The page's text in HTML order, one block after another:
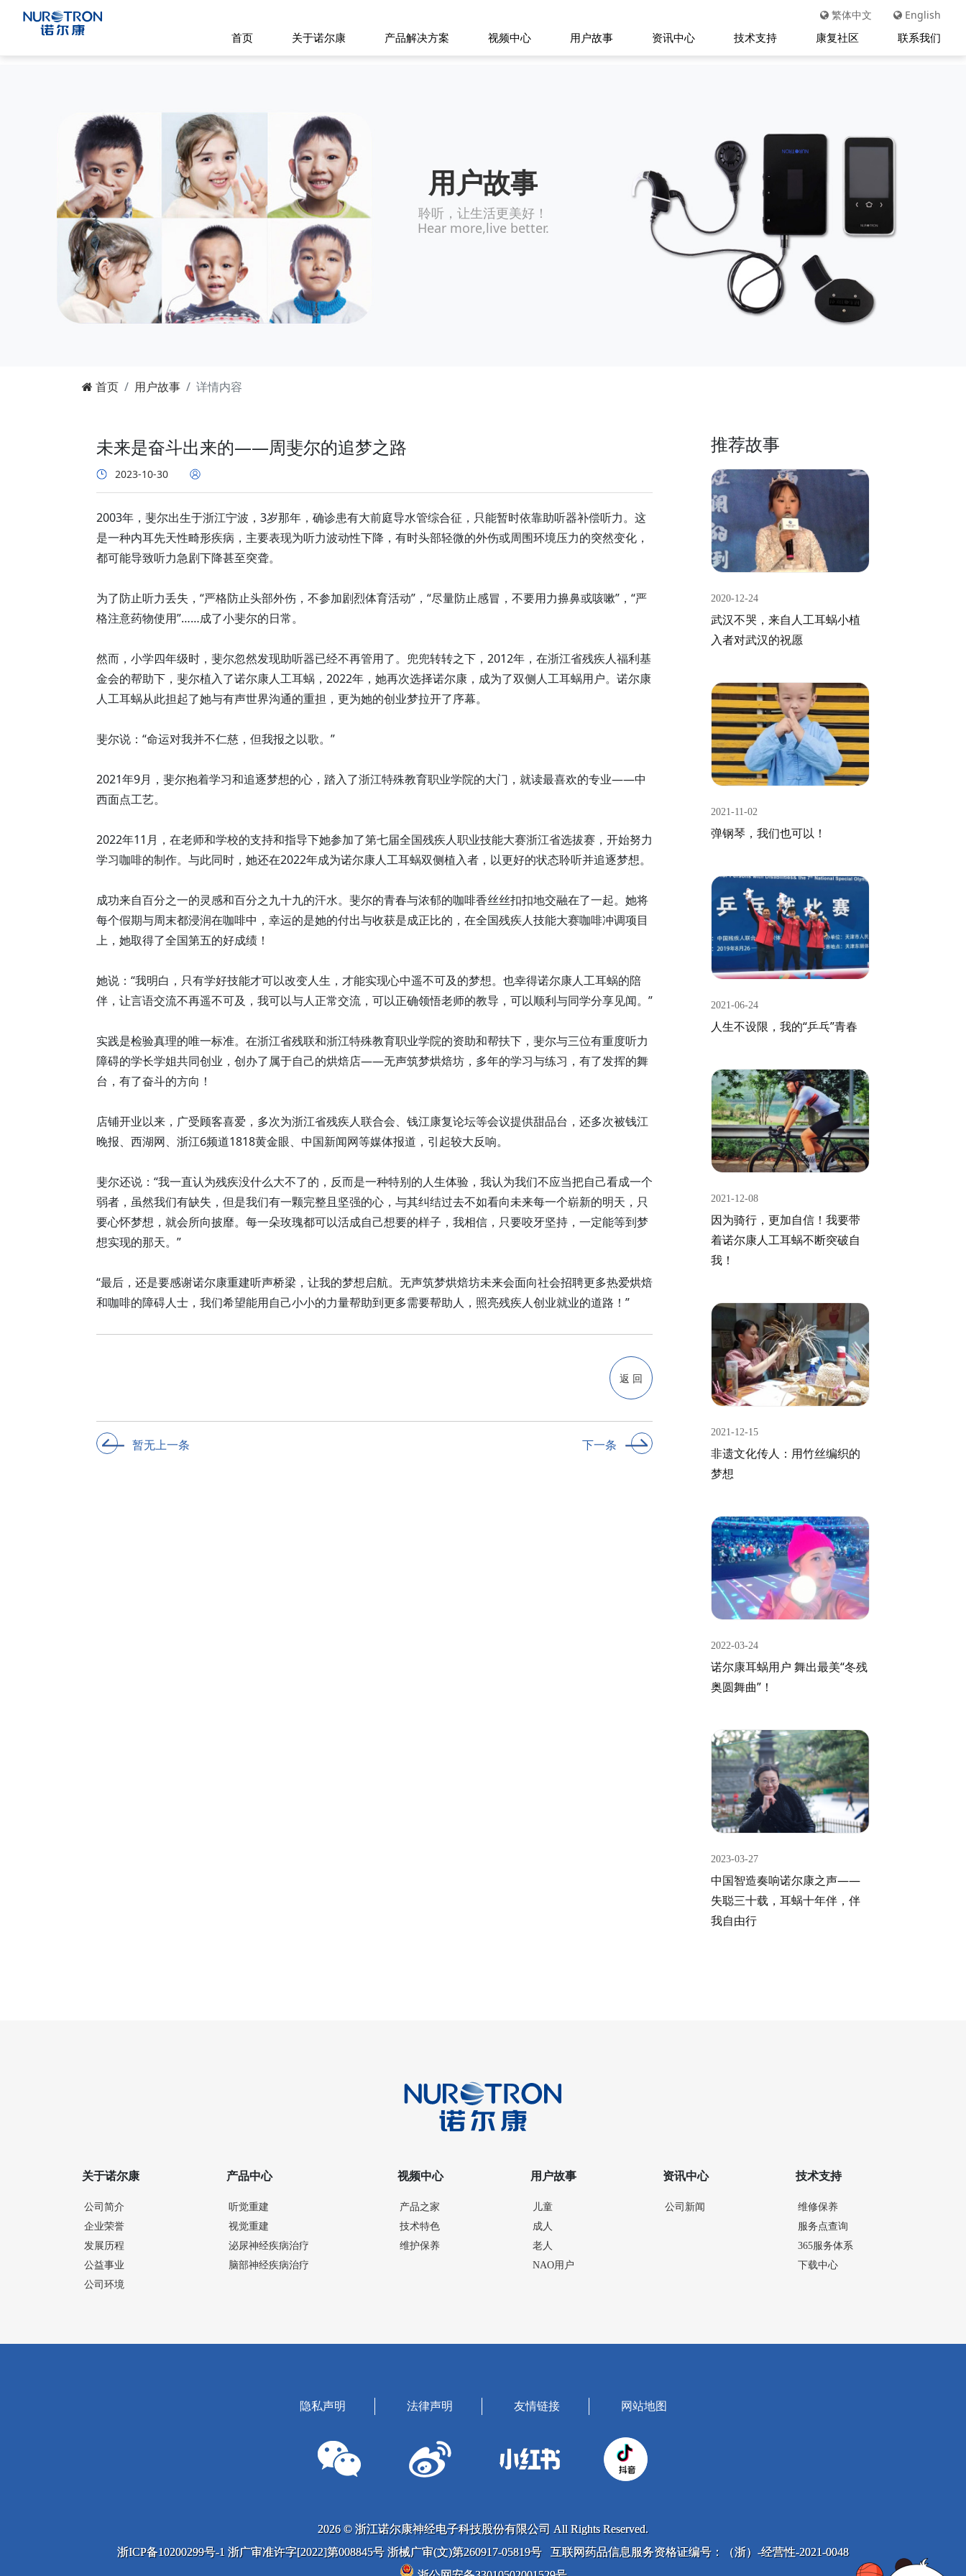
繁体中文 English
首页 关于诺尔康 产品解决方案 视频中心 用户故事 资讯中心 技术支持 康复社区 联系我们
用户故事
聆听，让生活更美好！
Hear more,live better.
首页 用户故事 详情内容
未来是奋斗出来的——周斐尔的追梦之路
2023-10-30
2003年，斐尔出生于浙江宁波，3岁那年，确诊患有大前庭导水管综合征，只能暂时依靠助听器补偿听力。这
是一种内耳先天性畸形疾病，主要表现为听力波动性下降，有时头部轻微的外伤或周围环境压力的突然变化，
都可能导致听力急剧下降甚至突聋。
为了防止听力丢失，“严格防止头部外伤，不参加剧烈体育活动”，“尽量防止感冒，不要用力擤鼻或咳嗽”，“严
格注意药物使用”……成了小斐尔的日常。
然而，小学四年级时，斐尔忽然发现助听器已经不再管用了。兜兜转转之下，2012年，在浙江省残疾人福利基
金会的帮助下，斐尔植入了诺尔康人工耳蜗，2022年，她再次选择诺尔康，成为了双侧人工耳蜗用户。诺尔康
人工耳蜗从此担起了她与有声世界沟通的重担，更为她的创业梦拉开了序幕。
斐尔说：“命运对我并不仁慈，但我报之以歌。”
2021年9月，斐尔抱着学习和追逐梦想的心，踏入了浙江特殊教育职业学院的大门，就读最喜欢的专业——中
西面点工艺。
2022年11月，在老师和学校的支持和指导下她参加了第七届全国残疾人职业技能大赛浙江省选拔赛，开始努力
学习咖啡的制作。与此同时，她还在2022年成为诺尔康人工耳蜗双侧植入者，以更好的状态聆听并追逐梦想。
成功来自百分之一的灵感和百分之九十九的汗水。斐尔的青春与浓郁的咖啡香丝丝扣扣地交融在了一起。她将
每个假期与周末都浸润在咖啡中，幸运的是她的付出与收获是成正比的，在全国残疾人技能大赛咖啡冲调项目
上，她取得了全国第五的好成绩！
她说：“我明白，只有学好技能才可以改变人生，才能实现心中遥不可及的梦想。也幸得诺尔康人工耳蜗的陪
伴，让言语交流不再遥不可及，我可以与人正常交流，可以正确领悟老师的教导，可以顺利与同学分享见闻。”
实践是检验真理的唯一标准。在浙江省残联和浙江特殊教育职业学院的资助和帮扶下，斐尔与三位有重度听力
障碍的学长学姐共同创业，创办了属于自己的烘焙店——无声筑梦烘焙坊，多年的学习与练习，有了发挥的舞
台，有了奋斗的方向！
店铺开业以来，广受顾客喜爱，多次为浙江省残疾人联合会、钱江康复论坛等会议提供甜品台，还多次被钱江
晚报、西湖网、浙江6频道1818黄金眼、中国新闻网等媒体报道，引起较大反响。
斐尔还说：“我一直认为残疾没什么大不了的，反而是一种特别的人生体验，我认为我们不应当把自己看成一个
弱者，虽然我们有缺失，但是我们有一颗完整且坚强的心，与其纠结过去不如看向未来每一个崭新的明天，只
要心怀梦想，就会所向披靡。每一朵玫瑰都可以活成自己想要的样子，我相信，只要咬牙坚持，一定能等到梦
想实现的那天。”
“最后，还是要感谢诺尔康重建听声桥梁，让我的梦想启航。无声筑梦烘焙坊未来会面向社会招聘更多热爱烘焙
和咖啡的障碍人士，我们希望能用自己小小的力量帮助到更多需要帮助人，照亮残疾人创业就业的道路！”
返 回
暂无上一条 下一条
推荐故事
2020-12-24
武汉不哭，来自人工耳蜗小植
入者对武汉的祝愿
2021-11-02
弹钢琴，我们也可以！
2021-06-24
人生不设限，我的“乒乓”青春
2021-12-08
因为骑行，更加自信！我要带
着诺尔康人工耳蜗不断突破自
我！
2021-12-15
非遗文化传人：用竹丝编织的
梦想
2022-03-24
诺尔康耳蜗用户 舞出最美“冬残
奥圆舞曲”！
2023-03-27
中国智造奏响诺尔康之声——
失聪三十载，耳蜗十年伴，伴
我自由行
关于诺尔康
公司简介
企业荣誉
发展历程
公益事业
公司环境
产品中心
听觉重建
视觉重建
泌尿神经疾病治疗
脑部神经疾病治疗
视频中心
产品之家
技术特色
维护保养
用户故事
儿童
成人
老人
NAO用户
资讯中心
公司新闻
技术支持
维修保养
服务点查询
365服务体系
下载中心
隐私声明 法律声明 友情链接 网站地图
2026 © 浙江诺尔康神经电子科技股份有限公司 All Rights Reserved.
浙ICP备10200299号-1 浙广审准许字[2022]第008845号 浙械广审(文)第260917-05819号 互联网药品信息服务资格证编号：（浙）-经营性-2021-0048